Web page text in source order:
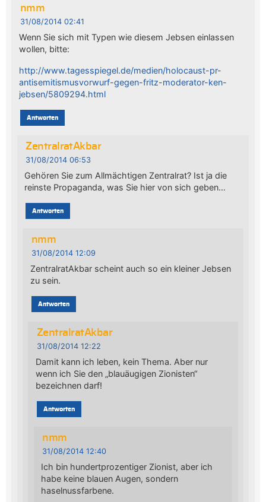
nmm
31/08/2014 02:41
Wenn Sie sich mit Typen wie diesem Jebsen einlassen
wollen, bitte:
http://www.tagesspiegel.de/medien/holocaust-pr-
antisemitismusvorwurf-gegen-fritz-moderator-ken-
jebsen/5809294.html
Antworten
ZentralratAkbar
31/08/2014 06:53
Gehören Sie zum Allmächtigen Zentralrat? Ist ja die
reinste Propaganda, was Sie hier von sich geben…
Antworten
nmm
31/08/2014 12:09
ZentralratAkbar scheint auch so ein kleiner Jebsen
zu sein.
Antworten
ZentralratAkbar
31/08/2014 12:22
Damit kann ich leben, kein Thema. Aber nur
wenn ich Sie den „blauäugigen Zionisten“
bezeichnen darf!
Antworten
nmm
31/08/2014 12:40
Ich bin hundertprozentiger Zionist, aber ich
habe keine blauen Augen, sondern
haselnussfarbene.